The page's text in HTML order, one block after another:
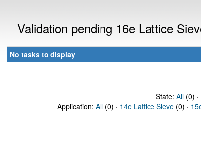
Validation pending 16e Lattice
No tasks to display
State: All(0) ·
Application: All (0) · 14e Lattice Sieve (0) ·